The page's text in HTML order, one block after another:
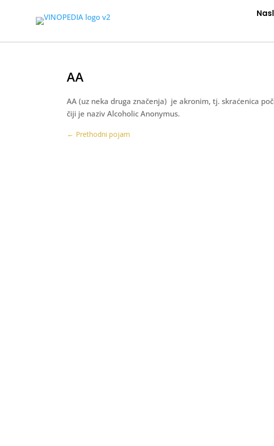
AA
AA (uz neka druga značenja) je akronim, tj. skraćenica
čiji je naziv Alcoholic Anonymus.
← Prethodni pojam